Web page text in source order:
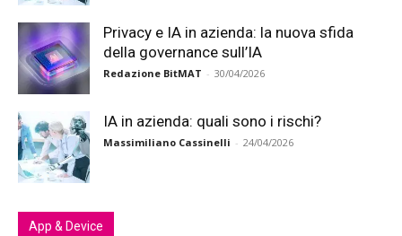
Privacy e IA in azienda: la nuova sfida
della governance sull’IA
Redazione BitMAT - 30/04/2026
IA in azienda: quali sono i rischi?
Massimiliano Cassinelli - 24/04/2026
App & Device